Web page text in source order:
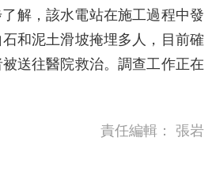
解，該水電站在施工過程中發
和泥土滑坡掩埋多人，目前確
送往醫院救治。調查工作正在
責任編輯： 張岩